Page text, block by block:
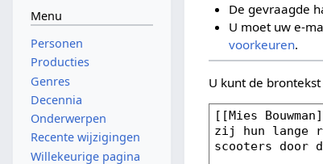
De gevraagde
U moet uw e-
voorkeuren.
U kunt de
Menu
Personen
Producties
Genres
Decennia
Onderwerpen
Recente wijzigingen
Willekeurige pagina